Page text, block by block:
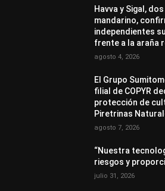
Havva y Sigal,
mandarino,
independientes
frente a la araña
agosto 4, 2026
El Grupo
filial de COPYR
protección de
Piretrinas
agosto 7, 2026
“Nuestra
riesgos y
julio 31, 2026